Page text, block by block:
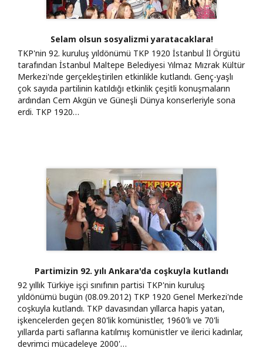
Selam olsun sosyalizmi yaratacaklara!
TKP'nin 92. kuruluş yıldönümü TKP 1920 İstanbul İl Örgütü
tarafından İstanbul Maltepe Belediyesi Yılmaz Mızrak Kültür
Merkezi'nde gerçekleştirilen etkinlikle kutlandı. Genç-yaşlı
çok sayıda partilinin katıldığı etkinlik çeşitli konuşmaların
ardından Cem Akgün ve Güneşli Dünya konserleriyle sona
erdi. TKP 1920…
Partimizin 92. yılı Ankara'da coşkuyla kutlandı
92 yıllık Türkiye işçi sınıfının partisi TKP'nin kuruluş
yıldönümü bugün (08.09.2012) TKP 1920 Genel Merkezi'nde
coşkuyla kutlandı. TKP davasından yıllarca hapis yatan,
işkencelerden geçen 80'lik komünistler, 1960'lı ve 70'li
yıllarda parti saflarına katılmış komünistler ve ilerici kadınlar,
devrimci mücadeleye 2000'…